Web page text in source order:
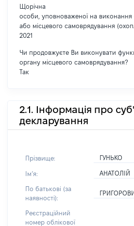
Щорічна
особи, уповноваженої на виконання
або місцевого самоврядування
2021
Чи продовжуєте Ви виконувати
органу місцевого самоврядування?
Так
2.1. Інформація про
декларування
Прізвище: ГУНЬКО
Імʼя: АНАТОЛІЙ
По батькові (за
наявності):
Реєстраційний
номер облікової